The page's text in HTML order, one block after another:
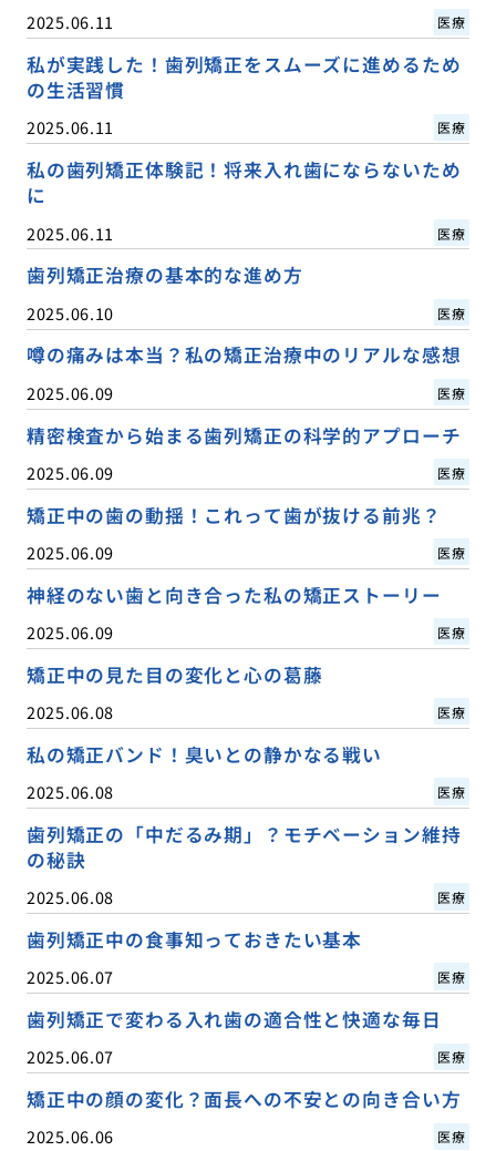
2025.06.11 医療
私が実践した！歯列矯正をスムーズに進めるため
の生活習慣
2025.06.11 医療
私の歯列矯正体験記！将来入れ歯にならないため
に
2025.06.11 医療
歯列矯正治療の基本的な進め方
2025.06.10 医療
噂の痛みは本当？私の矯正治療中のリアルな感想
2025.06.09 医療
精密検査から始まる歯列矯正の科学的アプローチ
2025.06.09 医療
矯正中の歯の動揺！これって歯が抜ける前兆？
2025.06.09 医療
神経のない歯と向き合った私の矯正ストーリー
2025.06.09 医療
矯正中の見た目の変化と心の葛藤
2025.06.08 医療
私の矯正バンド！臭いとの静かなる戦い
2025.06.08 医療
歯列矯正の「中だるみ期」？モチベーション維持
の秘訣
2025.06.08 医療
歯列矯正中の食事知っておきたい基本
2025.06.07 医療
歯列矯正で変わる入れ歯の適合性と快適な毎日
2025.06.07 医療
矯正中の顔の変化？面長への不安との向き合い方
2025.06.06 医療